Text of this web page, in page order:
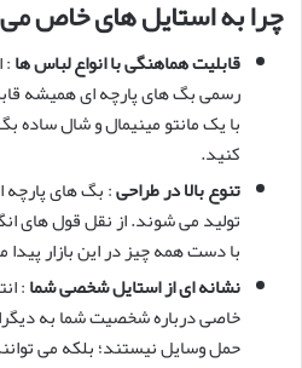
چرا به استایل های خاص
قابلیت هماهنگی با انواع لباس ها:
رسمی بگ های پارچه ای همیشه
با یک مانتو مینیمال و شال ساده
کنید.
تنوع بالا در طراحی: بگ های پارچه
تولید می شوند. از نقل قول های
با دست همه چیز در این بازار
نشانه ای از استایل شخصی شما:
خاصی درباره شخصیت شما به
حمل وسایل نیستند؛ بلکه می